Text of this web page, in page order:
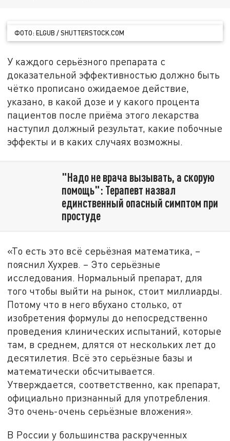
ФОТО: ELGUB / SHUTTERSTOCK.COM
У каждого серьёзного препарата с
доказательной эффективностью должно быть
чётко прописано ожидаемое действие,
указано, в какой дозе и у какого процента
пациентов после приёма этого лекарства
наступил должный результат, какие побочные
эффекты и в каких случаях возможны.
"Надо не врача вызывать, а скорую
помощь": Терапевт назвал
единственный опасный симптом при
простуде
«То есть это всё серьёзная математика, –
пояснил Хухрев. – Это серьёзные
исследования. Нормальный препарат, для
того чтобы выйти на рынок, стоит миллиарды.
Потому что в него вбухано столько, от
изобретения формулы до непосредственно
проведения клинических испытаний, которые
там, в среднем, длятся от нескольких лет до
десятилетия. Всё это серьёзные базы и
математически обсчитывается.
Утверждается, соответственно, как препарат,
официально признанный для употребления.
Это очень-очень серьёзные вложения».
В России у большинства раскрученных